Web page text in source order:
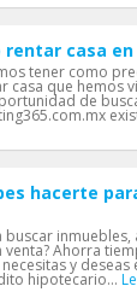
rentar casa
tener como
que hemos
de
hacerte
buscar
venta? Ahorra
y deseas
hipotecario...